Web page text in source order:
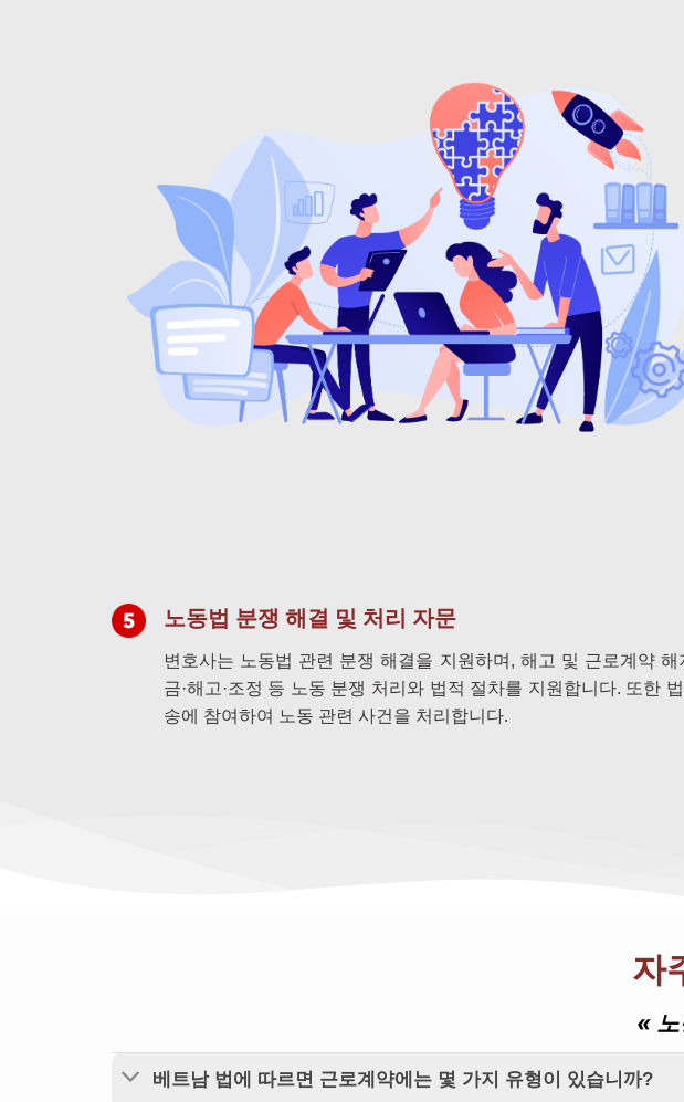
노동법 분쟁 해결 및 처리 자문
변호사는 노동법 관련 분쟁 해결을 지원하며, 해고 및 근로계약 해
금·해고·조정 등 노동 분쟁 처리와 법적 절차를 지원합니다. 또한
송에 참여하여 노동 관련 사건을 처리합니다.
자
«
베트남 법에 따르면 근로계약에는 몇 가지 유형이 있습니까?